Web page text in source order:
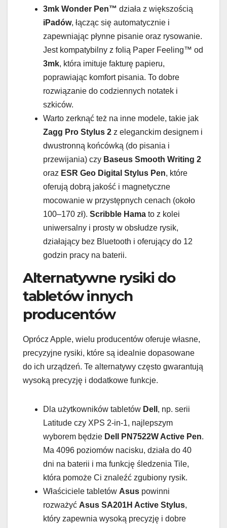
3mk Wonder Pen™ działa z większością
iPadów, łącząc się automatycznie i
zapewniając płynne pisanie oraz rysowanie.
Jest kompatybilny z folią Paper Feeling™ od
3mk, która imituje fakturę papieru,
poprawiając komfort pisania. To dobre
rozwiązanie do codziennych notatek i
szkiców.
Warto zerknąć też na inne modele, takie jak
Zagg Pro Stylus 2 z eleganckim designem i
dwustronną końcówką (do pisania i
przewijania) czy Baseus Smooth Writing 2
oraz ESR Geo Digital Stylus Pen, które
oferują dobrą jakość i magnetyczne
mocowanie w przystępnych cenach (około
100–170 zł). Scribble Hama to z kolei
uniwersalny i prosty w obsłudze rysik,
działający bez Bluetooth i oferujący do 12
godzin pracy na baterii.
Alternatywne rysiki do
tabletów innych
producentów
Oprócz Apple, wielu producentów oferuje własne,
precyzyjne rysiki, które są idealnie dopasowane
do ich urządzeń. Te alternatywy często gwarantują
wysoką precyzję i dodatkowe funkcje.
Dla użytkowników tabletów Dell , np. serii
Latitude czy XPS 2-in-1, najlepszym
wyborem będzie Dell PN7522W Active Pen.
Ma 4096 poziomów nacisku, działa do 40
dni na baterii i ma funkcję śledzenia Tile,
która pomoże Ci znaleźć zgubiony rysik.
Właściciele tabletów Asus powinni
rozważyć Asus SA201H Active Stylus,
który zapewnia wysoką precyzję i dobre